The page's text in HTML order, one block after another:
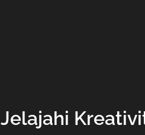
Jelajahi